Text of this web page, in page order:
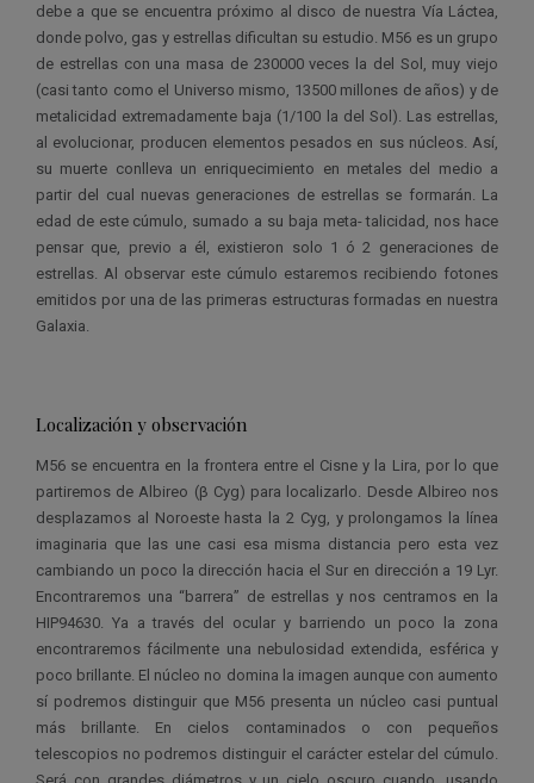
debe a que se encuentra próximo al disco de nuestra Vía Láctea,
donde polvo, gas y estrellas dificultan su estudio. M56 es un grupo
de estrellas con una masa de 230000 veces la del Sol, muy viejo
(casi tanto como el Universo mismo, 13500 millones de años) y de
metalicidad extremadamente baja (1/100 la del Sol). Las estrellas,
al evolucionar, producen elementos pesados en sus núcleos. Así,
su muerte conlleva un enriquecimiento en metales del medio a
partir del cual nuevas generaciones de estrellas se formarán. La
edad de este cúmulo, sumado a su baja meta- talicidad, nos hace
pensar que, previo a él, existieron solo 1 ó 2 generaciones de
estrellas. Al observar este cúmulo estaremos recibiendo fotones
emitidos por una de las primeras estructuras formadas en nuestra
Galaxia.
Localización y observación
M56 se encuentra en la frontera entre el Cisne y la Lira, por lo que
partiremos de Albireo (β Cyg) para localizarlo. Desde Albireo nos
desplazamos al Noroeste hasta la 2 Cyg, y prolongamos la línea
imaginaria que las une casi esa misma distancia pero esta vez
cambiando un poco la dirección hacia el Sur en dirección a 19 Lyr.
Encontraremos una “barrera” de estrellas y nos centramos en la
HIP94630. Ya a través del ocular y barriendo un poco la zona
encontraremos fácilmente una nebulosidad extendida, esférica y
poco brillante. El núcleo no domina la imagen aunque con aumento
sí podremos distinguir que M56 presenta un núcleo casi puntual
más brillante. En cielos contaminados o con pequeños
telescopios no podremos distinguir el carácter estelar del cúmulo.